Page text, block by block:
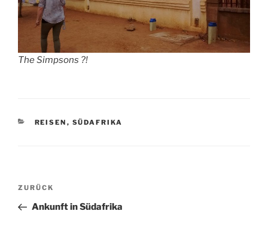
The Simpsons ?!
KATEGORIEN
REISEN , SÜDAFRIKA
Beitragsnavigation
Vorheriger
Beitrag
ZURÜCK
Ankunft in Südafrika